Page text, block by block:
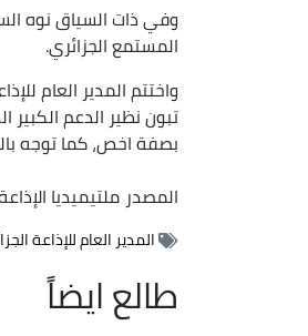
وفي ذات السياق نوه
المستمع الجزائري.
واختتم المدير العام
تبون نظير الدعم
بصفة اخص، كما توجه
المصدر ملتيميديا
المدير العام للإذاعة
طالع ايضاً